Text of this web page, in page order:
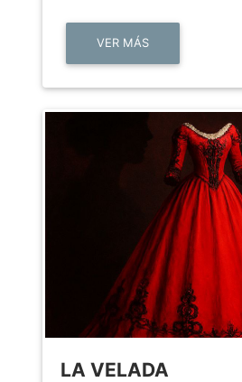
VER MÁS
LA VELADA